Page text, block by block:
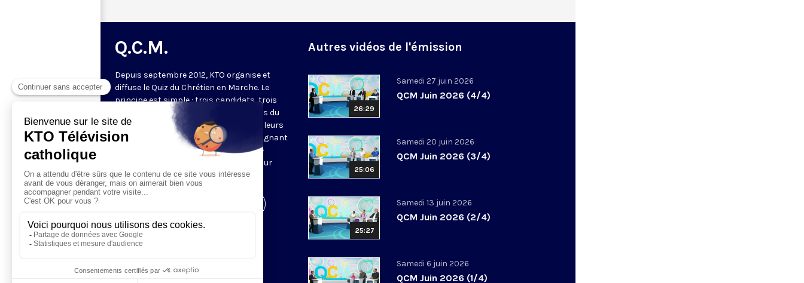
Q.C.M.
Depuis septembre 2012, KTO organise et
diffuse le Quiz du Chrétien en Marche. Le
principe est simple : trois candidats, trois
manches. Les deux premières manches du
jeu permettent de choisir les deux meilleurs
candidats pour la manche finale. Le gagnant
de l'émission revient à la fin du mois se
confronter à deux autres gagnants pour
tenter de gagner le lot majeur.
Autres vidéos de l'émission
26:29
Samedi 27 juin 2026
QCM Juin 2026 (4/4)
25:06
Samedi 20 juin 2026
QCM Juin 2026 (3/4)
25:27
Samedi 13 juin 2026
QCM Juin 2026 (2/4)
Samedi 6 juin 2026
QCM Juin 2026 (1/4)